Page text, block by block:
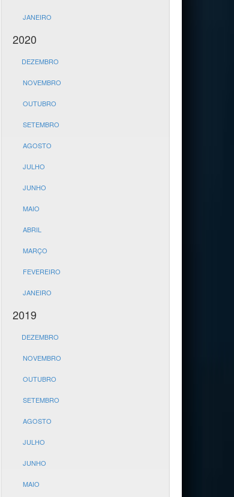
JANEIRO
2020
DEZEMBRO
NOVEMBRO
OUTUBRO
SETEMBRO
AGOSTO
JULHO
JUNHO
MAIO
ABRIL
MARÇO
FEVEREIRO
JANEIRO
2019
DEZEMBRO
NOVEMBRO
OUTUBRO
SETEMBRO
AGOSTO
JULHO
JUNHO
MAIO